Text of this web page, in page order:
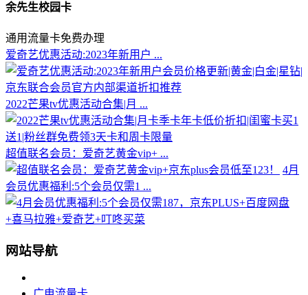
余先生校园卡
通用流量卡免费办理
爱奇艺优惠活动:2023年新用户 ...
2022芒果tv优惠活动合集|月 ...
超值联名会员：爱奇艺黄金vip+ ...
4月
会员优惠福利:5个会员仅需1 ...
网站导航